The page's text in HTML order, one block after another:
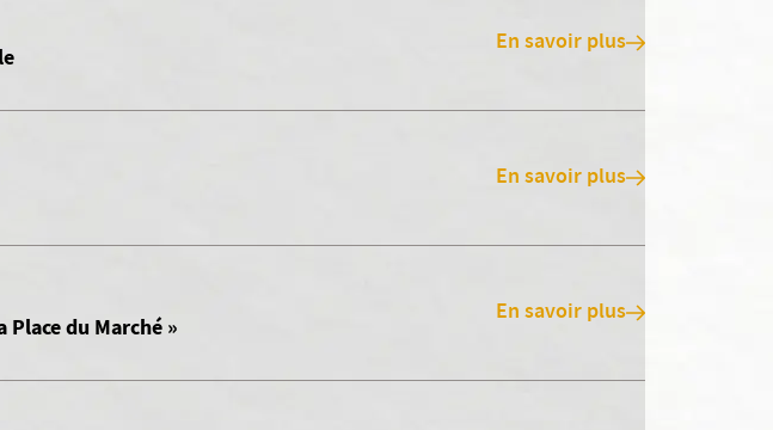
En savoir plus
En savoir plus
du Marché » En savoir plus